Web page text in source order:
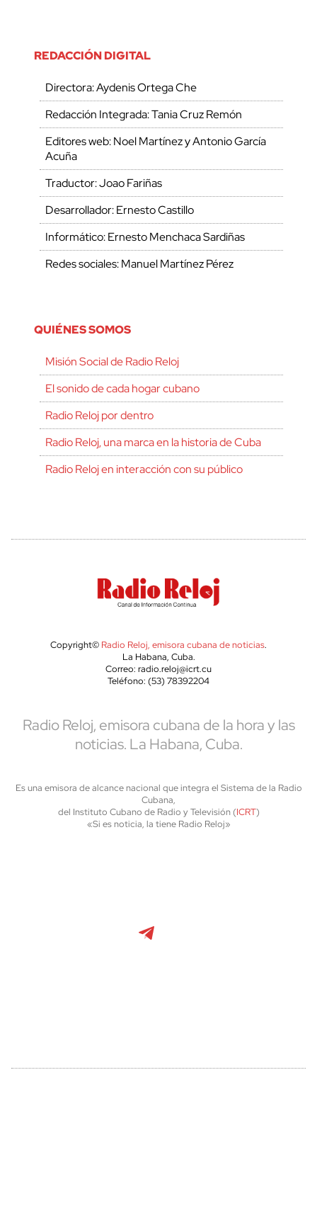
REDACCIÓN DIGITAL
Directora: Aydenis Ortega Che
Redacción Integrada: Tania Cruz Remón
Editores web: Noel Martínez y Antonio García
Acuña
Traductor: Joao Fariñas
Desarrollador: Ernesto Castillo
Informático: Ernesto Menchaca Sardiñas
Redes sociales: Manuel Martínez Pérez
QUIÉNES SOMOS
Misión Social de Radio Reloj
El sonido de cada hogar cubano
Radio Reloj por dentro
Radio Reloj, una marca en la historia de Cuba
Radio Reloj en interacción con su público
Copyright© Radio Reloj, emisora cubana de noticias.
La Habana, Cuba.
Correo: radio.reloj@icrt.cu
Teléfono: (53) 78392204
Radio Reloj, emisora cubana de la hora y las
noticias. La Habana, Cuba.
Es una emisora de alcance nacional que integra el Sistema de la Radio
Cubana,
del Instituto Cubano de Radio y Televisión (ICRT)
«Si es noticia, la tiene Radio Reloj»